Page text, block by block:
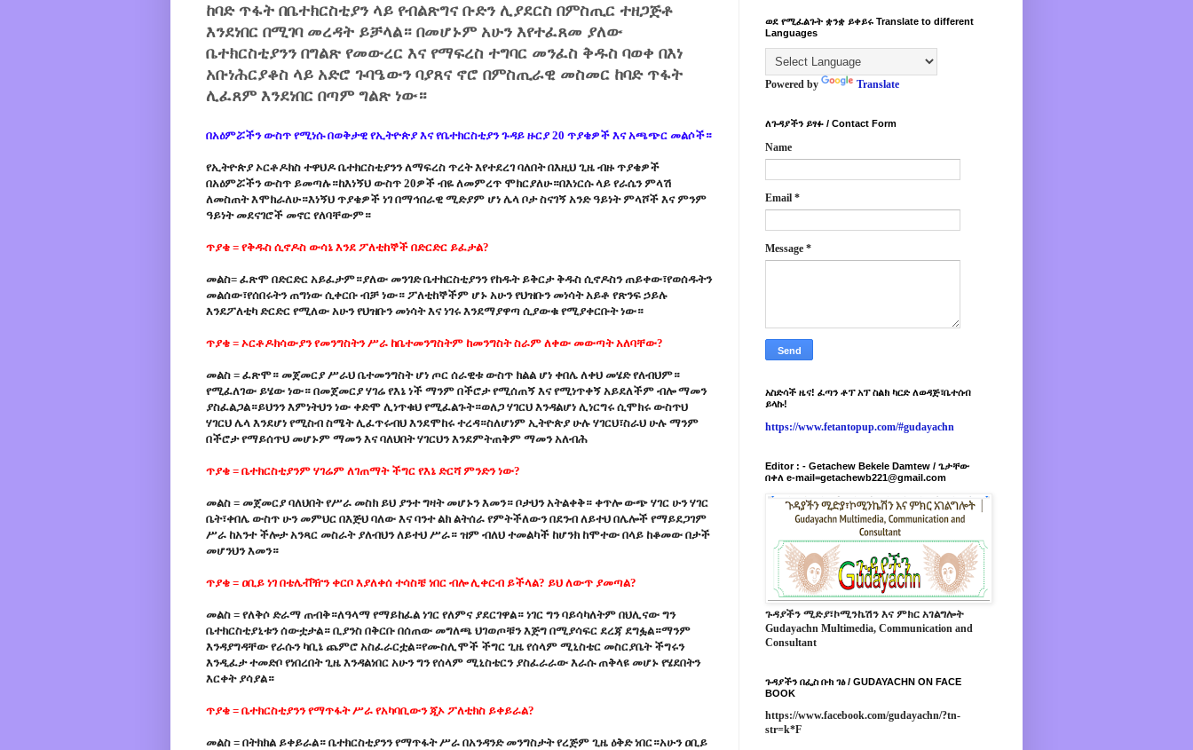
ከባድ ጥፋት በቤተክርስቲያን ላይ የብልጽግና ቡድን ሊያደርስ በምስጢር ተዘጋጅቶ
እንደነበር በሚገባ መረዳት ይቻላል። በመሆኑም አሁን እየተፈጸመ ያለው
ቤተክርስቲያንን በግልጽ የመውረር እና የማፍረስ ተግባር መንፈስ ቅዱስ ባወቀ በእነ
አቡነሕርያቆስ ላይ አድሮ ጉባዔውን ባያጸና ኖሮ በምስጢራዊ መስመር ከባድ ጥፋት
ሊፈጸም እንደነበር በጣም ግልጽ ነው።
በአዕምሯችን ውስጥ የሚነሱ በወቅታዊ የኢትዮጵያ እና የቤተክርስቲያን ጉዳይ ዙርያ 20 ጥያቄዎች እና አጫጭር መልሶች።
የኢትዮጵያ ኦርቶዶክስ ተዋህዶ ቤተክርስቲያንን ለማፍረስ ጥረት እየተደረገ ባለበት በእዚህ ጊዜ ብዙ ጥያቄዎች
በአዕምሯችን ውስጥ ይመጣሉ።ከእነኝህ ውስጥ 20ዎች ብዬ ለመምረጥ ሞክርያለሁ።በእነርሱ ላይ የራሴን ምላሽ
ለመስጠት እሞክራለሁ።እነኝህ ጥያቄዎች ነገ በማኅበራዊ ሚድያም ሆነ ሌላ ቦታ ስናገኝ አንድ ዓይነት ምላሾች እና ምንም
ዓይነት መደናገሮች መኖር የለባቸውም።
ጥያቄ = የቅዱስ ሲኖዶስ ውሳኔ እንደ ፖለቲከኞች በድርድር ይፈታል?
መልስ= ፈጽሞ በድርድር አይፈታም።ያለው መንገድ ቤተክርስቲያንን የከዱት ይቅርታ ቅዱስ ሲኖዶስን ጠይቀው፣የወሰዱትን
መልሰው፣የሰበሩትን ጠግነው ሲቀርቡ ብቻ ነው። ፖለቲከኞችም ሆኑ አሁን የህዝቡን መነሳት አይቶ የጽንፍ ኃይሉ
እንደፖለቲካ ድርድር የሚለው አሁን የህዝቡን መነሳት እና ነገሩ እንደማያዋጣ ሲያውቁ የሚያቀርቡት ነው።
ጥያቄ = ኦርቶዶክሳውያን የመንግስትን ሥራ ከቤተመንግስትም ከመንግስት ስራም ለቀው መውጣት አለባቸው?
መልስ = ፈጽሞ። መጀመርያ ሥራህ ቤተመንግስት ሆነ ጦር ሰራዊቱ ውስጥ ክልል ሆነ ቀበሌ ለቀህ መሄድ የለብህም።
የሚፈለገው ይሄው ነው። በመጀመርያ ሃገሬ የእኔ ነች ማንም በችሮታ የሚሰጠኝ እና የሚነጥቀኝ አይደለችም ብሎ ማመን
ያስፈልጋል።ይህንን እምነትህን ነው ቀድሞ ሊነጥቁህ የሚፈልጉት።ወለጋ ሃገርህ እንዳልሆነ ሊነርግሩ ሲሞክሩ ውስጥህ
ሃገርህ ሌላ እንደሆነ የሚስብ ስሜት ሊፈጥሩብህ እንደሞከሩ ተረዳ።ስለሆነም ኢትዮጵያ ሁሉ ሃገርህ፣ስራህ ሁሉ ማንም
በችሮታ የማይሰጥህ መሆኑም ማመን እና ባለህበት ሃገርህን እንደምትጠቅም ማመን አለብሕ
ጥያቄ = ቤተክርስቲያንም ሃገሬም ለገጠማት ችግር የእኔ ድርሻ ምንድን ነው?
መልስ = መጀመርያ ባለህበት የሥራ መስክ ይህ ያንተ ግዛት መሆኑን እመን። ቦታህን አትልቀቅ። ቀጥሎ ውጭ ሃገር ሁን ሃገር
ቤት፣ቀበሌ ውስጥ ሁን መምህር በእጅህ ባለው እና ባንተ ልክ ልትሰራ የምትችለውን በደንብ ለይተህ በሌሎች የማይደጋገም
ሥራ ከአንተ ችሎታ አንጻር መስራት ያለብህን ለይተህ ሥራ። ዝም ብለህ ተመልካች ከሆንክ ከሞተው በላይ ከቆመው በታች
መሆንህን እመን።
ጥያቄ = ዐቢይ ነገ በቴሌቭዥን ቀርቦ እያለቀሰ ተሳስቼ ነበር ብሎ ሊቀርብ ይችላል? ይህ ለውጥ ያመጣል?
መልስ = የለቅሶ ድራማ ጠብቅ።ለዓላማ የማይከፈል ነገር የለምና ያደርገዋል። ነገር ግን ባይሳካለትም በህሊናው ግን
ቤተክርስቲያኒቱን ሰውቷታል። ቢያንስ በቅርቡ በሰጠው መግለጫ ህገወጦቹን እጅግ በሚያሳፍር ደረጃ ደግፏል።ማንም
እንዳያግዳቸው የራሱን ካቢኔ ጨምሮ አስፈራርቷል።የሙስሊሞች ችግር ጊዜ የሰላም ሚኒስቴር መስርያቤት ችግሩን
እንዲፈታ ተመድቦ የነበረበት ጊዜ እንዳልነበር አሁን ግን የሰላም ሚኒስቴርን ያስፈራራው እራሱ ጠቅላዩ መሆኑ የሄደበትን
እርቀት ያሳያል።
ጥያቄ = ቤተክርስቲያንን የማጥፋት ሥራ የአካባቢውን ጂኦ ፖለቲክስ ይቀይራል?
መልስ = በትክክል ይቀይራል። ቤተክርስቲያንን የማጥፋት ሥራ በአንዳንድ መንግስታት የረጅም ጊዜ ዕቅድ ነበር።አሁን ዐቢይ
ወደ የሚፈልጉት ቋንቋ ይቀይሩ Translate to different
Languages
Powered by Translate
ለጉዳያችን ይፃፉ / Contact Form
Name
Email *
Message *
አስድሳች ዜና! ፈጣን ቶፕ አፕ ስልክ ካርድ ለወዳጅ፣ቤተሰብ
ይላኩ!
https://www.fetantopup.com/#gudayachn
Editor : - Getachew Bekele Damtew / ጌታቸው
በቀለ e-mail=getachewb221@gmail.com
ጉዳያችን ሚድያ፣ኮሚንኬሽን እና ምክር አገልግሎት
Gudayachn Multimedia, Communication and
Consultant
ጉዳያችን በፌስ ቡክ ገፅ / GUDAYACHN ON FACE
BOOK
https://www.facebook.com/gudayachn/?tn-
str=k*F